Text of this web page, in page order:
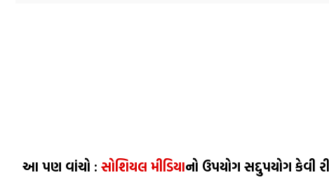
આ પણ વાંચો : સોશિયલ મીડિયાનો ઉપયોગ સદ્દુપયોગ કેવી